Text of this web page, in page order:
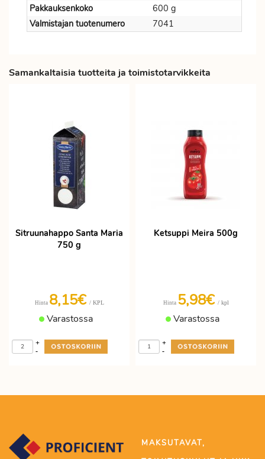
Pakkauksenkoko
600 g
Valmistajan tuotenumero
7041
Samankaltaisia tuotteita ja toimistotarvikkeita
Sitruunahappo Santa Maria
750 g
Hinta 8,15€ / KPL
Varastossa
-
+
Ketsuppi Meira 500g
Hinta 5,98€ / kpl
Varastossa
-
+
MAKSUTAVAT,